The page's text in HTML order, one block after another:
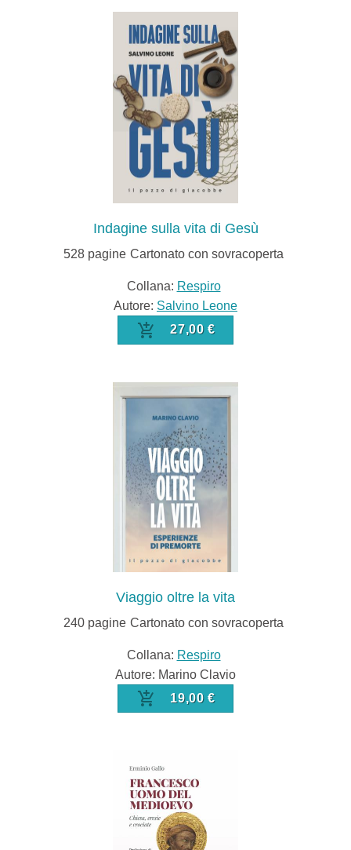
Indagine sulla vita di Gesù
528 pagine Cartonato con sovracoperta
Collana: Respiro
Autore: Salvino Leone
27,00 €
Viaggio oltre la vita
240 pagine Cartonato con sovracoperta
Collana: Respiro
Autore: Marino Clavio
19,00 €